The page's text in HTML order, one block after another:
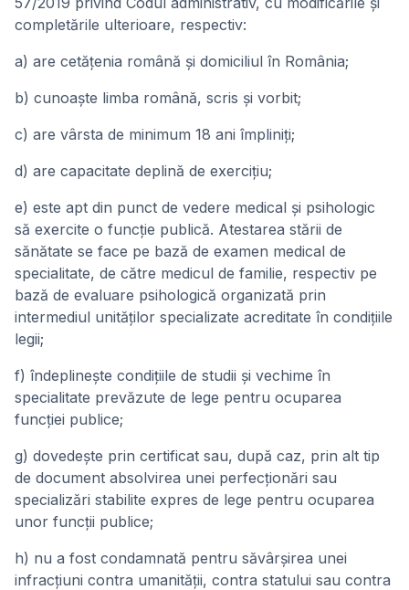
completările ulterioare, respectiv:
a) are cetăţenia română şi domiciliul în România;
b) cunoaşte limba română, scris şi vorbit;
c) are vârsta de minimum 18 ani împliniţi;
d) are capacitate deplină de exerciţiu;
e) este apt din punct de vedere medical şi psihologic
să exercite o funcţie publică. Atestarea stării de
sănătate se face pe bază de examen medical de
specialitate, de către medicul de familie, respectiv pe
bază de evaluare psihologică organizată prin
intermediul unităţilor specializate acreditate în condiţiile
legii;
f) îndeplineşte condiţiile de studii şi vechime în
specialitate prevăzute de lege pentru ocuparea
funcţiei publice;
g) dovedeşte prin certificat sau, după caz, prin alt tip
de document absolvirea unei perfecţionări sau
specializări stabilite expres de lege pentru ocuparea
unor funcţii publice;
h) nu a fost condamnată pentru săvârşirea unei
infracţiuni contra umanităţii, contra statului sau contra